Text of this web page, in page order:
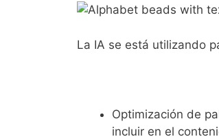
La IA se está utilizando
Optimización de
incluir en el